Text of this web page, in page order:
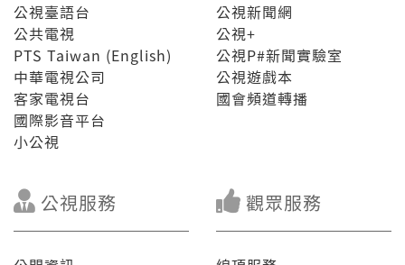
公視臺語台
公共電視
PTS Taiwan (English)
中華電視公司
客家電視台
國際影音平台
小公視
公視新聞網
公視+
公視P#新聞實驗室
公視遊戲本
國會頻道轉播
公視服務 觀眾服務